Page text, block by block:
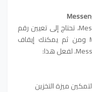
لإيقاف تشغيل التخزين الآمن في Messenger، تحتاج إلى تعيين رقم
تعريف شخصي سهل لفتح Messenger ومن ثم يمكنك إيقاف
ميزة التخزين